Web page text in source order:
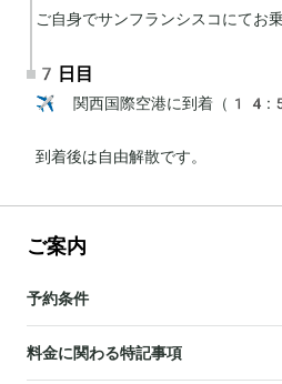
ご自身でサンフランシスコにてお
7日目
✈️ 関西国際空港に到着（
到着後は自由解散です。
ご案内
予約条件
料金に関わる特記事項